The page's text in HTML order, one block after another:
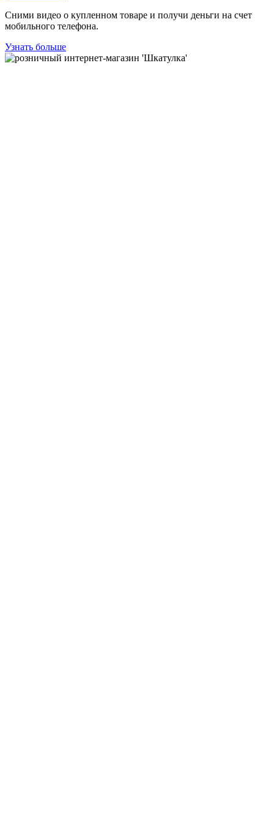
Сними видео о купленном товаре и получи деньги на счет
мобильного телефона.
Узнать больше